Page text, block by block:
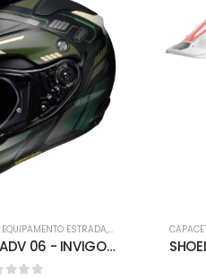
EQUIPAMENTO ESTRADA, FORA DE ESTRADA
SHOEI HORNET ADV 06 - INVIGORATE TC-4